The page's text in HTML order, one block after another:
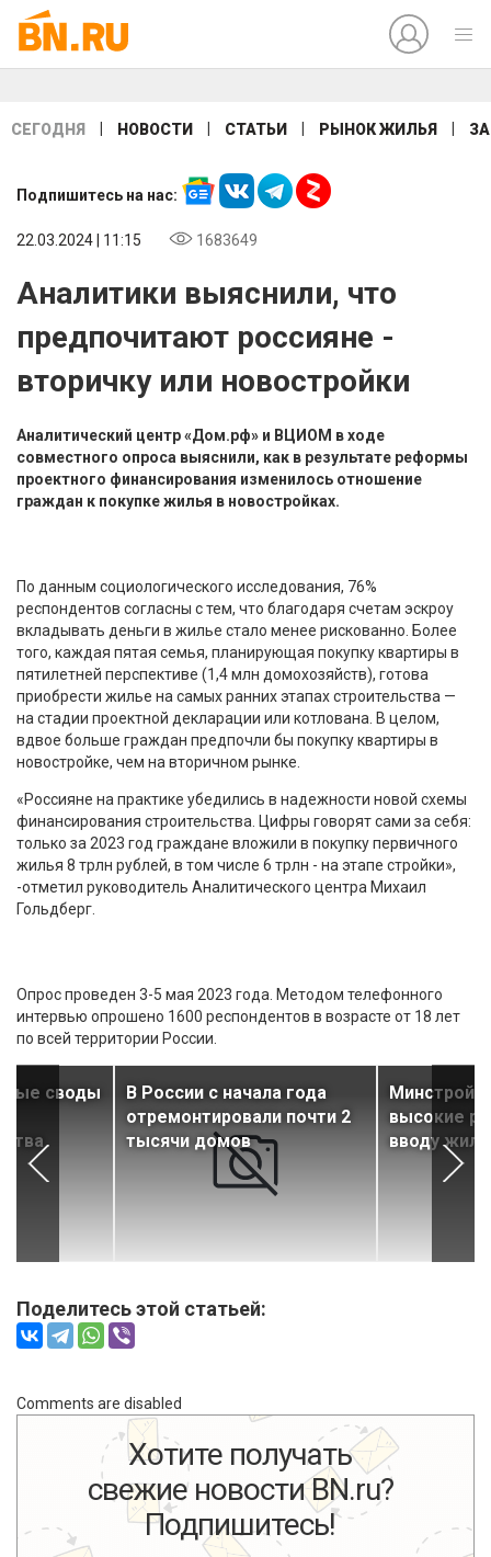
СЕГОДНЯ НОВОСТИ СТАТЬИ РЫНОК ЖИЛЬЯ
Подпишитесь на нас:
22.03.2024 | 11:15 1683649
Аналитики выяснили, что
предпочитают россияне -
вторичку или новостройки
Аналитический центр «Дом.рф» и ВЦИОМ в ходе
совместного опроса выяснили, как в результате реформы
проектного финансирования изменилось отношение
граждан к покупке жилья в новостройках.
По данным социологического исследования, 76%
респондентов согласны с тем, что благодаря счетам эскроу
вкладывать деньги в жилье стало менее рискованно. Более
того, каждая пятая семья, планирующая покупку квартиры в
пятилетней перспективе (1,4 млн домохозяйств), готова
приобрести жилье на самых ранних этапах строительства —
на стадии проектной декларации или котлована. В целом,
вдвое больше граждан предпочли бы покупку квартиры в
новостройке, чем на вторичном рынке.
«Россияне на практике убедились в надежности новой схемы
финансирования строительства. Цифры говорят сами за себя:
только за 2023 год граждане вложили в покупку первичного
жилья 8 трлн рублей, в том числе 6 трлн - на этапе стройки»,
-отметил руководитель Аналитического центра Михаил
Гольдберг.
Опрос проведен 3-5 мая 2023 года. Методом телефонного
интервью опрошено 1600 респондентов в возрасте от 18 лет
по всей территории России.
своды
В России с начала года
отремонтировали почти 2
тысячи домов
Минстрой
высокие
вводу
Поделитесь этой статьей:
Comments are disabled
Хотите получать
свежие новости BN.ru?
Подпишитесь!